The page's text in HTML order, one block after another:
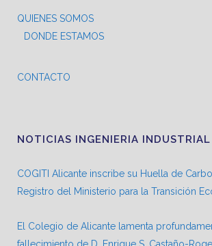
QUIENES SOMOS
DONDE ESTAMOS
CONTACTO
NOTICIAS INGENIERIA INDUSTRIAL
COGITI Alicante inscribe su Huella de
Registro del Ministerio para la Transición
El Colegio de Alicante lamenta